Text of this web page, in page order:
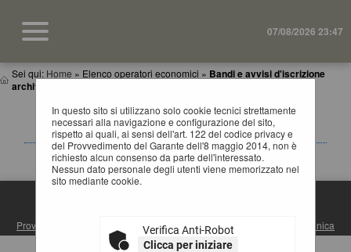
07/08/2026 23:47
Sei qui: Home » Elenco operatori economici » Bandi e avvisi d'iscrizione
archiviati
In questo sito si utilizzano solo cookie tecnici strettamente
necessari alla navigazione e configurazione del sito,
rispetto ai quali, ai sensi dell'art. 122 del codice privacy e
del Provvedimento del Garante dell'8 maggio 2014, non è
richiesto alcun consenso da parte dell'interessato.
Nessun dato personale degli utenti viene memorizzato nel
sito mediante cookie.
Verifica Anti-Robot
Clicca per iniziare
BANDI E AVVISI D'ISCRIZIONE ARCHIVIATI PER
ELENCHI OPERATORI ECONOMICI
La ricerca ha restituito 0 risultati.
Provincia di Matera
| Via Ridola, 60 - 75100 Matera (MT) |
Posta Elettronica
Certificata
| Centralino: +39 0835 3061